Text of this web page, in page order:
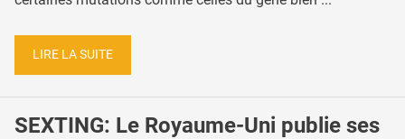
LIRE LA SUITE
SEXTING: Le Royaume-Uni publie ses